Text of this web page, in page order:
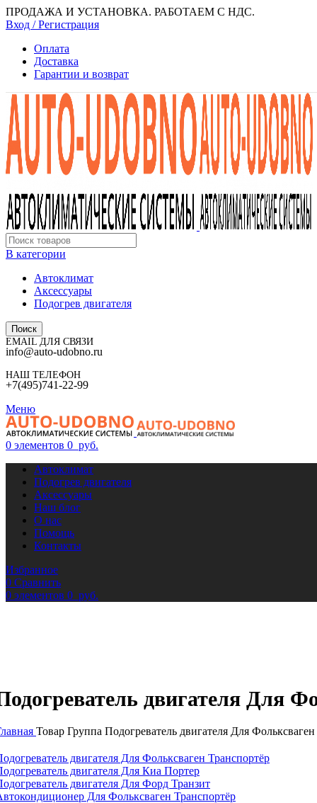
ПРОДАЖА И УСТАНОВКА. РАБОТАЕМ С НДС.
Вход / Регистрация
Оплата
Доставка
Гарантии и возврат
В категории
Автоклимат
Аксессуары
Подогрев двигателя
Поиск
EMAIL ДЛЯ СВЯЗИ
info@auto-udobno.ru
НАШ ТЕЛЕФОН
+7(495)741-22-99
Меню
0 элементов 0 руб.
Автоклимат
Подогрев двигателя
Аксессуары
Наш блог
О нас
Помощь
Контакты
Избранное
0 Сравнить
0 элементов 0 руб.
двигателя Для
Товар Группа Подогреватель двигателя Для
двигателя Для Фольксваген Транспортёр
двигателя Для Киа Портер
двигателя Для Форд Транзит
Для Фольксваген Транспортёр